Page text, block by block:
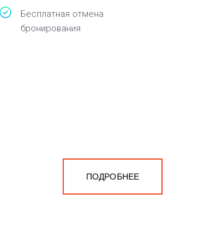
Бесплатная отмена
бронирования
ПОДРОБНЕЕ